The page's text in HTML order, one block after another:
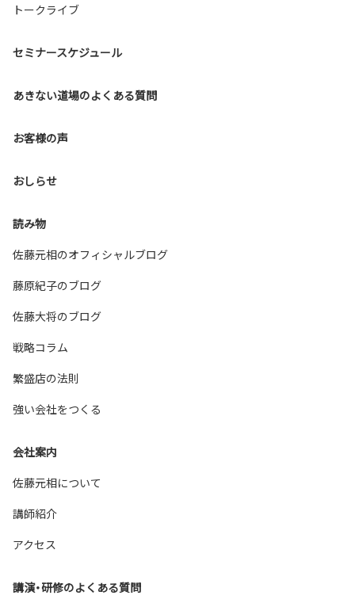
トークライブ
セミナースケジュール
あきない道場のよくある質問
お客様の声
おしらせ
読み物
佐藤元相のオフィシャルブログ
藤原紀子のブログ
佐藤大将のブログ
戦略コラム
繁盛店の法則
強い会社をつくる
会社案内
佐藤元相について
講師紹介
アクセス
講演・研修のよくある質問